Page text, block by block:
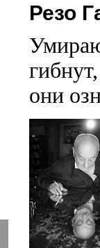
Резо
они